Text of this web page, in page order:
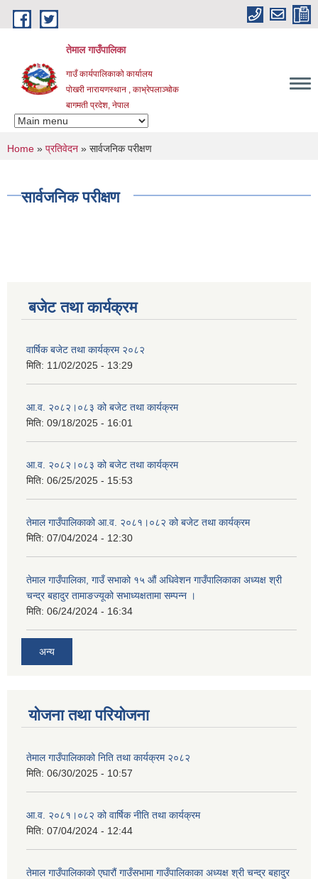
Skip to main content
तेमाल गाउँपालिका
गाउँ कार्यपालिकाको कार्यालय
पोखरी नारायणस्थान , काभ्रेपलाञ्चोक ‌‌‍‍‍‍‍‍
बागमती प्रदेश, नेपाल
You are here
Home » प्रतिवेदन » सार्वजनिक परीक्षण
सार्वजनिक परीक्षण
बजेट तथा कार्यक्रम
वार्षिक बजेट तथा कार्यक्रम २०८२
मिति: 11/02/2025 - 13:29
आ.व. २०८२।०८३ को बजेट तथा कार्यक्रम
मिति: 09/18/2025 - 16:01
आ.व. २०८२।०८३ को बजेट तथा कार्यक्रम
मिति: 06/25/2025 - 15:53
तेमाल गाउँपालिकाको आ.व. २०८१।०८२ को बजेट तथा कार्यक्रम
मिति: 07/04/2024 - 12:30
तेमाल गाउँपालिका, गाउँ सभाको १५ औं अधिवेशन गाउँपालिकाका अध्यक्ष श्री
चन्द्र बहादुर तामाङज्यूको सभाध्यक्षतामा सम्पन्न ।
मिति: 06/24/2024 - 16:34
अन्य
योजना तथा परियोजना
तेमाल गाउँपालिकाको निति तथा कार्यक्रम २०८२
मिति: 06/30/2025 - 10:57
आ.व. २०८१।०८२ को वार्षिक नीति तथा कार्यक्रम
मिति: 07/04/2024 - 12:44
तेमाल गाउँपालिकाको एघारौं गाउँसभामा गाउँपालिकाका अध्यक्ष श्री चन्द्र बहादुर